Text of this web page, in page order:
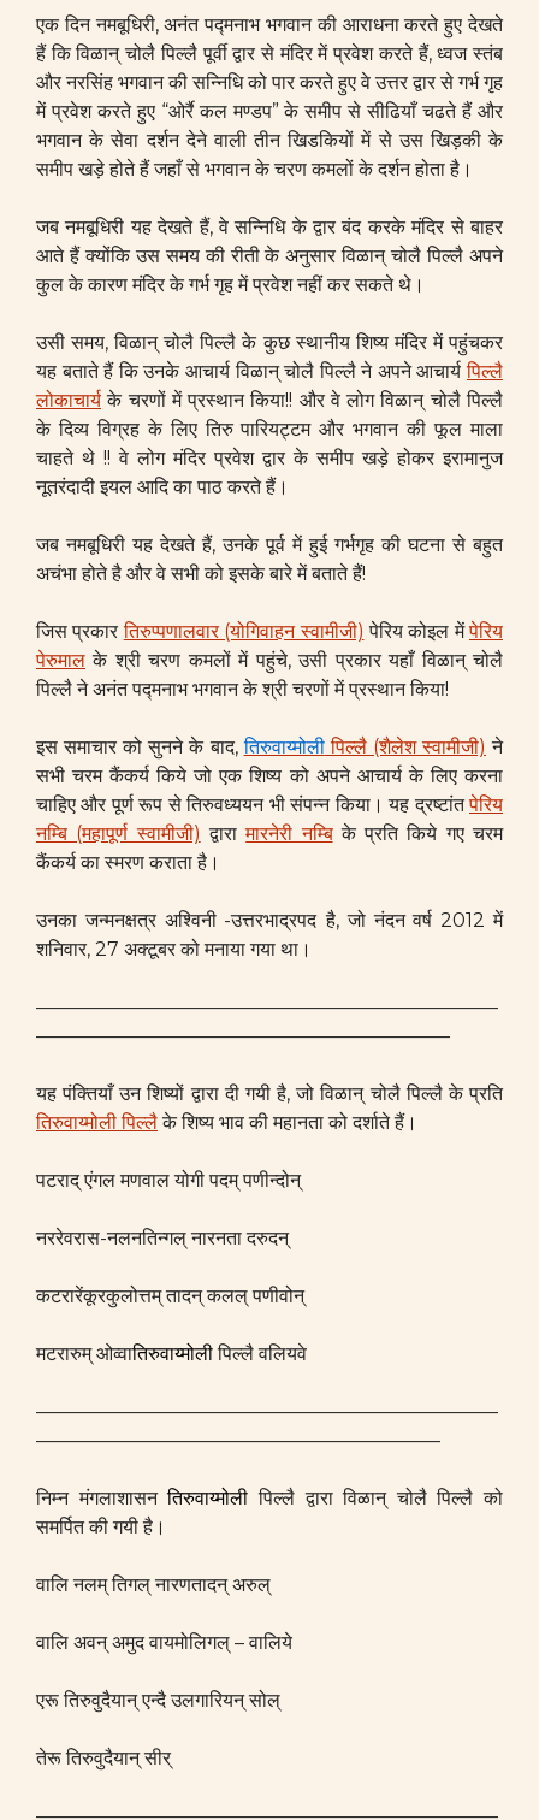
एक दिन नमबूधिरी, अनंत पद्मनाभ भगवान की आराधना करते हुए देखते
हैं कि विळान् चोलै पिल्लै पूर्वी द्वार से मंदिर में प्रवेश करते हैं, ध्वज स्तंब
और नरसिंह भगवान की सन्निधि को पार करते हुए वे उत्तर द्वार से गर्भ गृह
में प्रवेश करते हुए “ओर्रै कल मण्डप” के समीप से सीढियाँ चढते हैं और
भगवान के सेवा दर्शन देने वाली तीन खिडकियों में से उस खिड़की के
समीप खड़े होते हैं जहाँ से भगवान के चरण कमलों के दर्शन होता है।
जब नमबूधिरी यह देखते हैं, वे सन्निधि के द्वार बंद करके मंदिर से बाहर
आते हैं क्योंकि उस समय की रीती के अनुसार विळान् चोलै पिल्लै अपने
कुल के कारण मंदिर के गर्भ गृह में प्रवेश नहीं कर सकते थे।
उसी समय, विळान् चोलै पिल्लै के कुछ स्थानीय शिष्य मंदिर में पहुंचकर
यह बताते हैं कि उनके आचार्य विळान् चोलै पिल्लै ने अपने आचार्यपिल्लै
लोकाचार्य के चरणों में प्रस्थान किया!! और वे लोग विळान् चोलै पिल्लै
के दिव्य विग्रह के लिए तिरु पारियट्टम और भगवान की फूल माला
चाहते थे !! वे लोग मंदिर प्रवेश द्वार के समीप खड़े होकर इरामानुज
नूतरंदादी इयल आदि का पाठ करते हैं।
जब नमबूधिरी यह देखते हैं, उनके पूर्व में हुई गर्भगृह की घटना से बहुत
अचंभा होते है और वे सभी को इसके बारे में बताते हैं!
जिस प्रकारतिरुप्पणालवार (योगिवाहन स्वामीजी) पेरिय कोइल मेंपेरिय
पेरुमाल के श्री चरण कमलों में पहुंचे, उसी प्रकार यहाँ विळान् चोलै
पिल्लै ने अनंत पद्मनाभ भगवान के श्री चरणों में प्रस्थान किया!
इस समाचार को सुनने के बाद,तिरुवाय्मोलीपिल्लै (शैलेश स्वामीजी) ने
सभी चरम कैंकर्य किये जो एक शिष्य को अपने आचार्य के लिए करना
चाहिए और पूर्ण रूप से तिरुवध्ययन भी संपन्न किया। यह द्रष्टांतपेरिय
नम्बि (महापूर्ण स्वामीजी) द्वारामारनेरी नम्बिके प्रति किये गए चरम
कैंकर्य का स्मरण कराता है।
उनका जन्मनक्षत्र अश्विनी -उत्तरभाद्रपद है, जो नंदन वर्ष 2012 में
शनिवार, 27 अक्टूबर को मनाया गया था।
————————————————————————
—————————————————————–
यह पंक्तियाँ उन शिष्यों द्वारा दी गयी है, जो विळान् चोलै पिल्लै के प्रति
तिरुवाय्मोली पिल्लैके शिष्य भाव की महानता को दर्शाते हैं।
पटराद् एंगल मणवाल योगी पदम् पणीन्दोन्
नररेवरास-नलनतिन्गल् नारनता दरुदन्
कटरारेंकूरकुलोत्तम् तादन् कलल् पणीवोन्
मटरारुम् ओव्वातिरुवाय्मोलीपिल्लै वलियवे
————————————————————————
—————————————————————
निम्न मंगलाशासनतिरुवाय्मोली पिल्लै द्वारा विळान् चोलै पिल्लै को
समर्पित की गयी है।
वालि नलम् तिगल् नारणतादन् अरुल्
वालि अवन् अमुद वायमोलिगल् – वालिये
एरू तिरुवुदैयान् एन्दै उलगारियन् सोल्
तेरू तिरुवुदैयान् सीर्